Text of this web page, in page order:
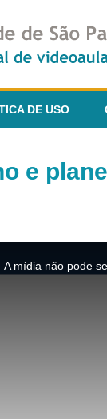
DE USO
e
A mídia não pode